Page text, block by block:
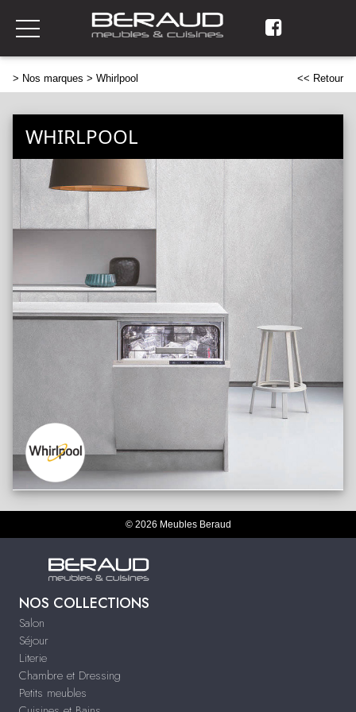
> Nos marques > Whirlpool << Retour
WHIRLPOOL
© 2026 Meubles Beraud
NOS COLLECTIONS
Salon
Séjour
Literie
Chambre et Dressing
Petits meubles